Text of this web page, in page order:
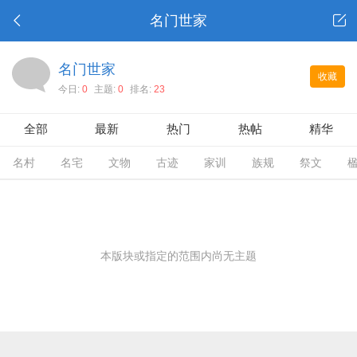
名门世家
收藏
名门世家
今日: 0 主题: 0 排名: 23
全部 最新 热门 热帖 精华
名村 名宅 文物 古迹 家训 族规 祭文
本版块或指定的范围内尚无主题